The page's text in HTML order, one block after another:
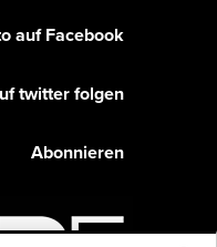
auf Facebook
twitter folgen
Abonnieren